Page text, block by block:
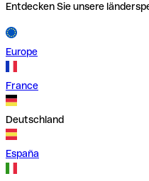
Entdecken Sie unsere
Europe
France
Deutschland
España